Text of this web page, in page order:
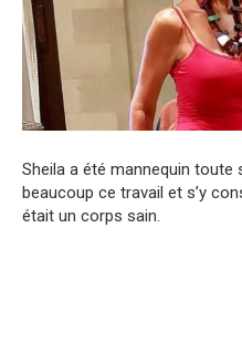
Sheila a été mannequin toute
beaucoup ce travail et s’y
était un corps sain.